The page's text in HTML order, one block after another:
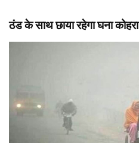
ठंड के साथ छाया रहेगा घना कोहरा